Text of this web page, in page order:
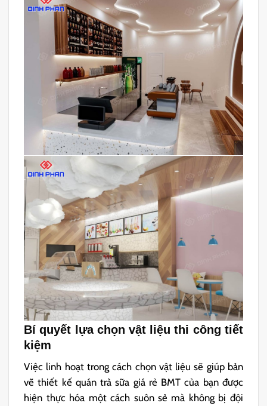
Bí quyết lựa chọn vật liệu thi công tiết
kiệm
Việc linh hoạt trong cách chọn vật liệu sẽ giúp bản
vẽ thiết kế quán trà sữa giá rẻ BMT của bạn được
hiện thực hóa một cách suôn sẻ mà không bị đội